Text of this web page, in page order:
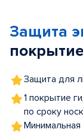
5
Защита
Защита для
1 покрытие
по сроку